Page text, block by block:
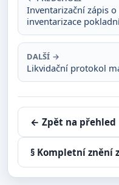
Inventarizační zápis
inventarizace
DALŠÍ →
Likvidační protokol
← Zpět na přehled
§ Kompletní znění